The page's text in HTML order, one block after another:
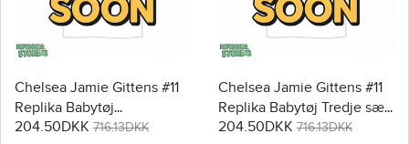
Chelsea Jamie Gittens #11
Replika Babytøj
Udebanesæt Børn 2026-27
204.50DKK 716.13DKK
Chelsea Jamie Gittens #11
Replika Babytøj Tredje sæt
Børn 2026-27 Kortærmet (+
204.50DKK 716.13DKK